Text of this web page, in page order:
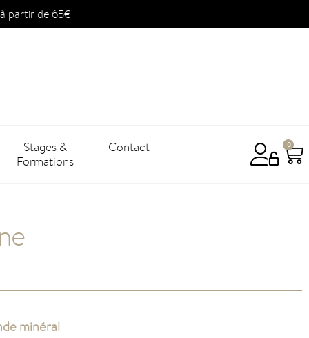
partir de 65€
Stages &
Formations
Contact 0
minéral